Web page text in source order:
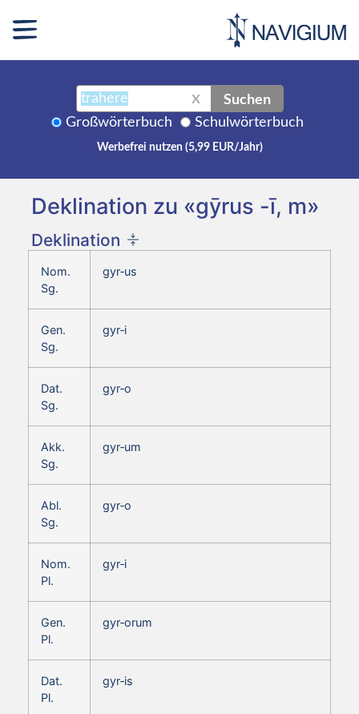
X Suchen
Großwörterbuch Schulwörterbuch
Werbefrei nutzen (5,99 EUR/Jahr)
Deklination zu «gȳrus -ī, m»
Deklination
Nom.
Sg.
gyr‑us
Gen.
Sg.
gyr‑i
Dat.
Sg.
gyr‑o
Akk.
Sg.
gyr‑um
Abl.
Sg.
gyr‑o
Nom.
Pl.
gyr‑i
Gen.
Pl.
gyr‑orum
Dat.
Pl.
gyr‑is